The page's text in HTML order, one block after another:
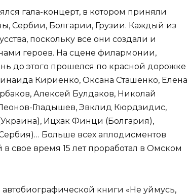
гала-концерт, в котором приняли
Сербии, Болгарии, Грузии. Каждый из
поскольку все они создали и
героев. На сцене филармонии,
до этого прошелся по красной дорожке
Кириенко, Оксана Сташенко, Елена
Алексей Булдаков, Николай
Гладышев, Эвклид Кюрдзидис,
Ицхак Финци (Болгария),
Больше всех аплодисментов
свое время 15 лет проработал в Омском
книги «Не уймусь,